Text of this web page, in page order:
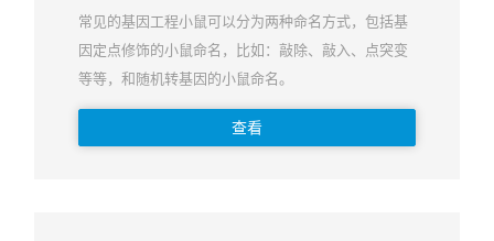
常见的基因工程小鼠可以分为两种命名方式，包括基
因定点修饰的小鼠命名，比如：敲除、敲入、点突变
等等，和随机转基因的小鼠命名。
查看